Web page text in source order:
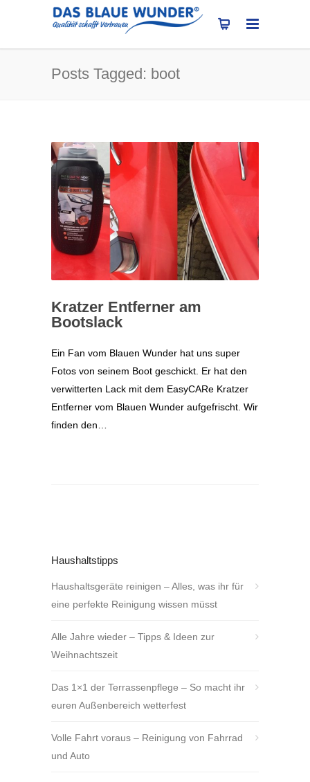
Posts Tagged: boot
Kratzer Entferner am
Bootslack
Ein Fan vom Blauen Wunder hat uns super
Fotos von seinem Boot geschickt. Er hat den
verwitterten Lack mit dem EasyCARe Kratzer
Entferner vom Blauen Wunder aufgefrischt. Wir
finden den…
Haushaltstipps
Haushaltsgeräte reinigen – Alles, was ihr für
eine perfekte Reinigung wissen müsst
Alle Jahre wieder – Tipps & Ideen zur
Weihnachtszeit
Das 1×1 der Terrassenpflege – So macht ihr
euren Außenbereich wetterfest
Volle Fahrt voraus – Reinigung von Fahrrad
und Auto